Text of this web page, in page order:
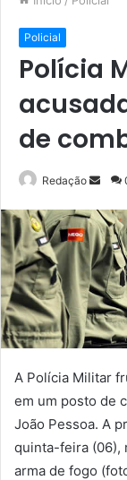
Policial
Polícia
de
Redação
e-
mail
A Polícia Militar
em um posto de
João Pessoa. A
quinta-feira (06),
arma de fogo